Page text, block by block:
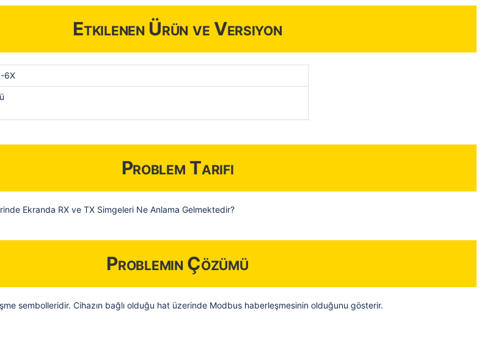
Etkilenen Ürün ve Versiyon
6X
Problem Tarifi
Ekranda RX ve TX Simgeleri Ne Anlama Gelmektedir?
Problemin Çözümü
sembolleridir. Cihazın bağlı olduğu hat üzerinde Modbus haberleşmesinin olduğunu gösterir.